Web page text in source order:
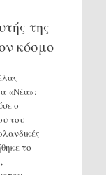
της
κόσμο
«Νέα»:
ο
του
το